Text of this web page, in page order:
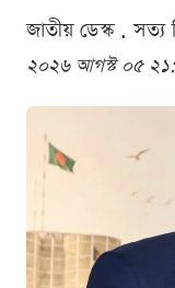
জাতীয় ডেস্ক . সত্য
২০২৬ আগস্ট ০৫